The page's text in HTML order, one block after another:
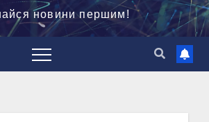
новини першим!